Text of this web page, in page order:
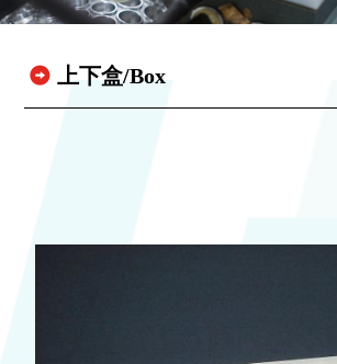
上下盒/Box